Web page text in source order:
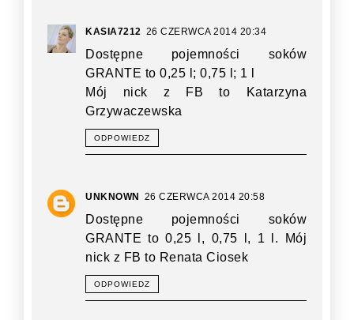
KASIA7212 26 CZERWCA 2014 20:34
Dostępne pojemności soków
GRANTE to 0,25 l; 0,75 l; 1 l
Mój nick z FB to Katarzyna
Grzywaczewska
ODPOWIEDZ
UNKNOWN 26 CZERWCA 2014 20:58
Dostępne pojemności soków
GRANTE to 0,25 l, 0,75 l, 1 l. Mój
nick z FB to Renata Ciosek
ODPOWIEDZ